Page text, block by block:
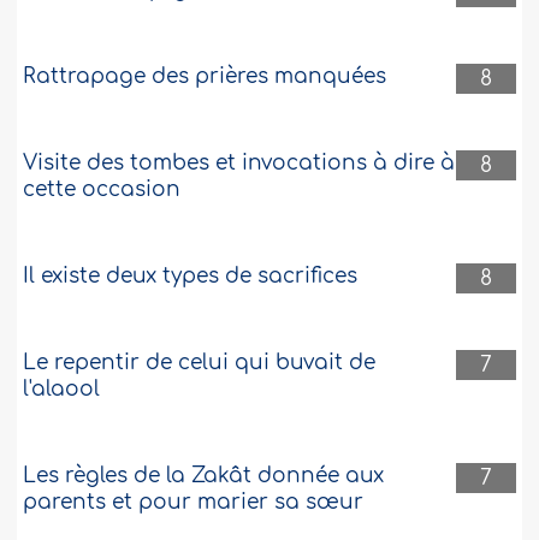
8
Rattrapage des prières manquées
8
Visite des tombes et invocations à dire à
cette occasion
8
Il existe deux types de sacrifices
7
Le repentir de celui qui buvait de
l'alaool
7
Les règles de la Zakât donnée aux
parents et pour marier sa sœur